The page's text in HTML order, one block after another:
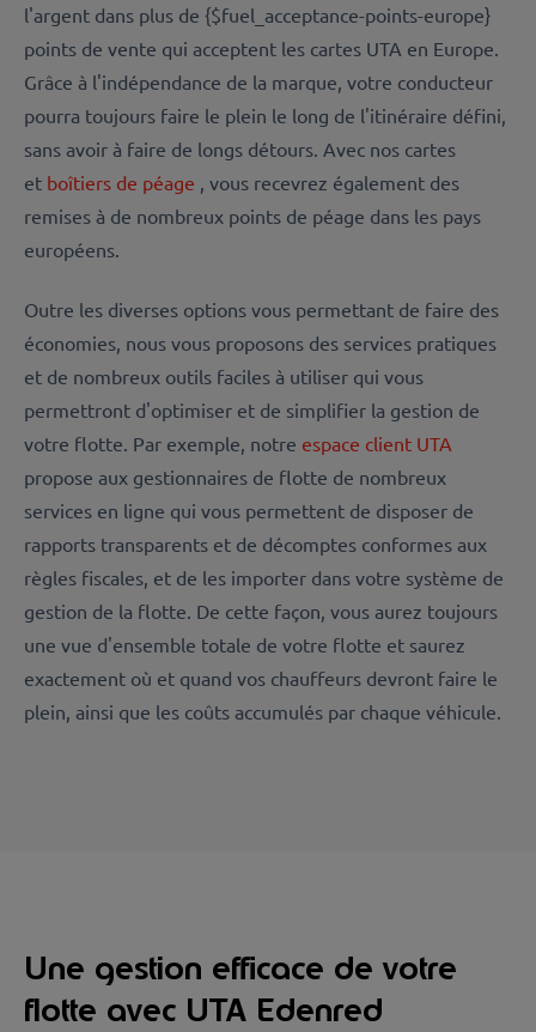
l'argent dans plus de {$fuel_acceptance-points-europe}
points de vente qui acceptent les cartes UTA en Europe.
Grâce à l'indépendance de la marque, votre conducteur
pourra toujours faire le plein le long de l'itinéraire défini,
sans avoir à faire de longs détours. Avec nos cartes
et boîtiers de péage
, vous recevrez également des
remises à de nombreux points de péage dans les pays
européens.
Outre les diverses options vous permettant de faire des
économies, nous vous proposons des services pratiques
et de nombreux outils faciles à utiliser qui vous
permettront d'optimiser et de simplifier la gestion de
votre flotte. Par exemple, notre espace client UTA
propose aux gestionnaires de flotte de nombreux
services en ligne qui vous permettent de disposer de
rapports transparents et de décomptes conformes aux
règles fiscales, et de les importer dans votre système de
gestion de la flotte. De cette façon, vous aurez toujours
une vue d'ensemble totale de votre flotte et saurez
exactement où et quand vos chauffeurs devront faire le
plein, ainsi que les coûts accumulés par chaque véhicule.
Une gestion efficace de votre
flotte avec UTA Edenred